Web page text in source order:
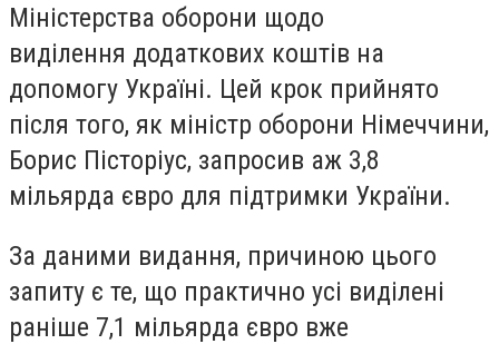
Міністерства оборони щодо
виділення додаткових коштів на
допомогу Україні. Цей крок прийнято
після того, як міністр оборони Німеччини,
Борис Пісторіус, запросив аж 3,8
мільярда євро для підтримки України.
За даними видання, причиною цього
запиту є те, що практично усі виділені
раніше 7,1 мільярда євро вже